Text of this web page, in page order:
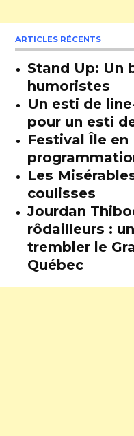
ARTICLES RÉCENTS
Stand Up: Un
humoristes
Un esti de
pour un esti
Festival Île en
Les
coulisses
Jourdan
rôdailleurs :
trembler le
Québec